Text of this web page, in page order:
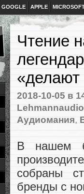
GOOGLE APPLE
Чтение
«делают
2018-10-05 в
Lehmannaudio
Аудиомания,
В нашем
собраны
бренды с